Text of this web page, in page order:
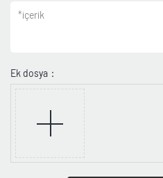
*içerik
Ek dosya：